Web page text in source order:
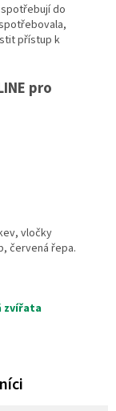
do
přístup k
pro
vločky
červená řepa.
zvířata